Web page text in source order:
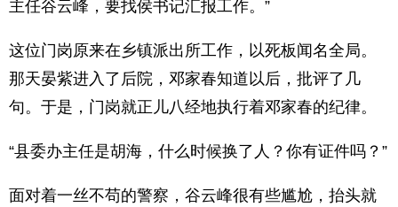
主任谷云峰，要找侯书记汇报工作。”
这位门岗原来在乡镇派出所工作，以死板闻名全局。
那天晏紫进入了后院，邓家春知道以后，批评了几
句。于是，门岗就正儿八经地执行着邓家春的纪律。
“县委办主任是胡海，什么时候换了人？你有证件吗？”
面对着一丝不苟的警察，谷云峰很有些尴尬，抬头就